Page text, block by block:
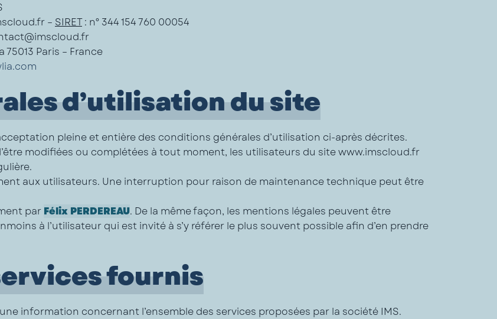
– SIRET: n° 344 154 760 00054
75013 Paris – France
d’utilisation du site
pleine et entière des conditions générales d’utilisation ci-après décrites.
modifiées ou complétées à tout moment, les utilisateurs du site www.imscloud.fr
aux utilisateurs. Une interruption pour raison de maintenance technique peut être
par Félix PERDEREAU. De la même façon, les mentions légales peuvent être
à l’utilisateur qui est invité à s’y référer le plus souvent possible afin d’en prendre
fournis
information concernant l’ensemble des services proposées par la société IMS.